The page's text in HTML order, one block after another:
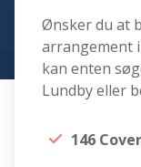
Ønsker du at
arrangement
kan enten
Lundby eller
146